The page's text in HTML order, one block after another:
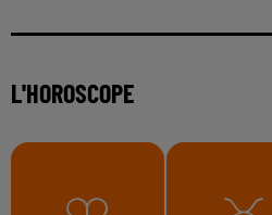
L'HOROSCOPE